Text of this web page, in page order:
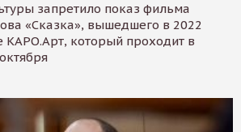
запретило показ фильма
«Сказка», вышедшего в 2022
КАРО.Арт, который проходит в